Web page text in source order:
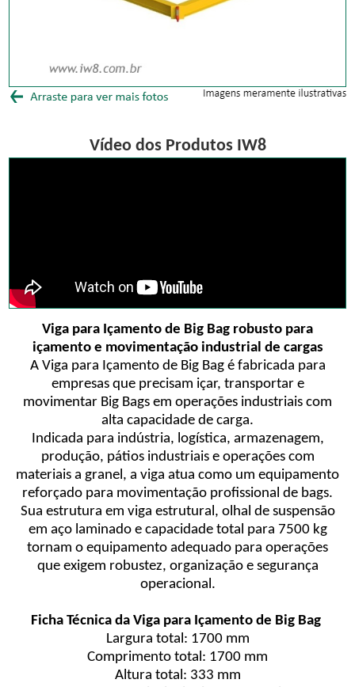
Vídeo dos Produtos IW8
Viga para Içamento de Big Bag robusto para
içamento e movimentação industrial de cargas
A Viga para Içamento de Big Bag é fabricada para
empresas que precisam içar, transportar e
movimentar Big Bags em operações industriais com
alta capacidade de carga.
Indicada para indústria, logística, armazenagem,
produção, pátios industriais e operações com
materiais a granel, a viga atua como um equipamento
reforçado para movimentação profissional de bags.
Sua estrutura em viga estrutural, olhal de suspensão
em aço laminado e capacidade total para 7500 kg
tornam o equipamento adequado para operações
que exigem robustez, organização e segurança
operacional.
Ficha Técnica da Viga para Içamento de Big Bag
Largura total: 1700 mm
Comprimento total: 1700 mm
Altura total: 333 mm